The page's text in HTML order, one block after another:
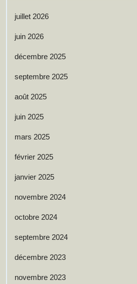
juillet 2026
juin 2026
décembre 2025
septembre 2025
août 2025
juin 2025
mars 2025
février 2025
janvier 2025
novembre 2024
octobre 2024
septembre 2024
décembre 2023
novembre 2023